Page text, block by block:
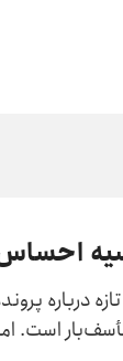
درباره
است. اما